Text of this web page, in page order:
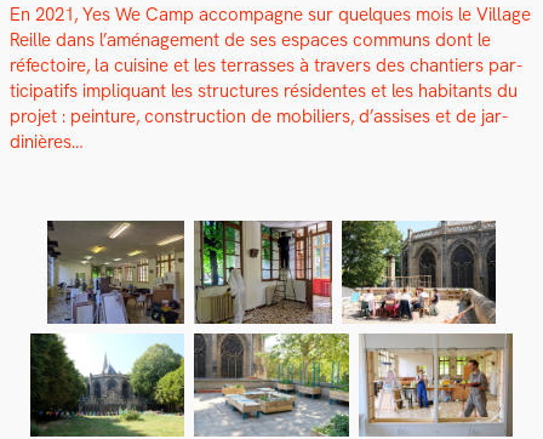
En 2021, Yes We Camp accom­pa­gne sur quelques mois le Vil­lage
Reille dans l’amé­nage­ment de ses espaces com­muns dont le
réfec­toire, la cui­sine et les ter­rass­es à tra­vers des chantiers par­
tic­i­pat­ifs impli­quant les struc­tures rési­dentes et les habi­tants du
pro­jet : pein­ture, con­struc­tion de mobiliers, d’assises et de jar­
dinières…